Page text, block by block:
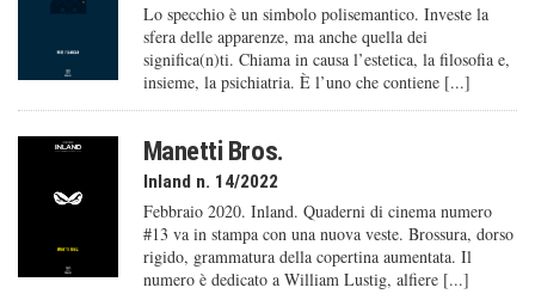
Lo specchio è un simbolo polisemantico. Investe la
sfera delle apparenze, ma anche quella dei
significa(n)ti. Chiama in causa l’estetica, la filosofia e,
insieme, la psichiatria. È l’uno che contiene [...]
Manetti Bros.
Inland n. 14/2022
Febbraio 2020. Inland. Quaderni di cinema numero
#13 va in stampa con una nuova veste. Brossura, dorso
rigido, grammatura della copertina aumentata. Il
numero è dedicato a William Lustig, alfiere [...]